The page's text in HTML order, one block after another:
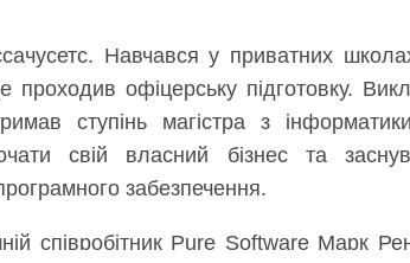
Навчався у приватних
проходив офіцерську підготовку.
ступінь магістра з
свій власний бізнес та
забезпечення.
співробітник Pure Software Марк